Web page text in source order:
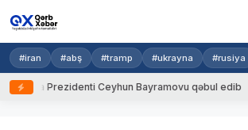
#iran #abş #tramp #ukrayna #rusiya
Prezidenti Ceyhun Bayramovu qəbul edib